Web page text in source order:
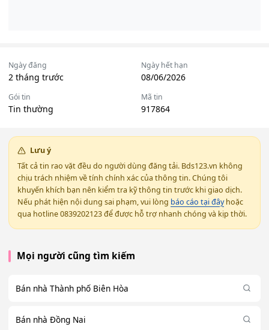
Ngày đăng
2 tháng trước
Ngày hết hạn
08/06/2026
Gói tin
Tin thường
Mã tin
917864
Lưu ý
Tất cả tin rao vặt đều do người dùng đăng tải. Bds123.vn không
chịu trách nhiệm về tính chính xác của thông tin. Chúng tôi
khuyến khích bạn nên kiểm tra kỹ thông tin trước khi giao dịch.
Nếu phát hiện nội dung sai phạm, vui lòng báo cáo tại đâyhoặc
qua hotline 0839202123 để được hỗ trợ nhanh chóng và kịp thời.
Mọi người cũng tìm kiếm
Bán nhà Thành phố Biên Hòa
Bán nhà Đồng Nai